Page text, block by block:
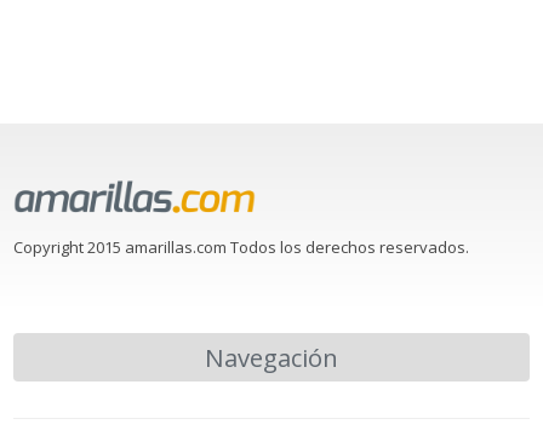
Copyright 2015 amarillas.com Todos los derechos reservados.
Navegación